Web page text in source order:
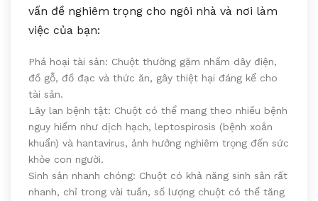
vấn đề nghiêm trọng cho ngôi nhà và nơi làm
việc của bạn:
Phá hoại tài sản: Chuột thường gặm nhấm dây điện,
đồ gỗ, đồ đạc và thức ăn, gây thiệt hại đáng kể cho
tài sản.
Lây lan bệnh tật: Chuột có thể mang theo nhiều bệnh
nguy hiểm như dịch hạch, leptospirosis (bệnh xoắn
khuẩn) và hantavirus, ảnh hưởng nghiêm trọng đến sức
khỏe con người.
Sinh sản nhanh chóng: Chuột có khả năng sinh sản rất
nhanh, chỉ trong vài tuần, số lượng chuột có thể tăng